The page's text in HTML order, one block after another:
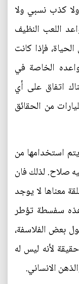
كذب نسبي ولا
اللعب النظيف
فإذا كانت
الخاصة في
اتفاق على أي
من الحقائق
استخدامها من
صلاح. لذلك فان
معناها لا يوجد
سفسطة تؤطر
بعض الفلاسفة،
لأنه ليس له
الانساني.